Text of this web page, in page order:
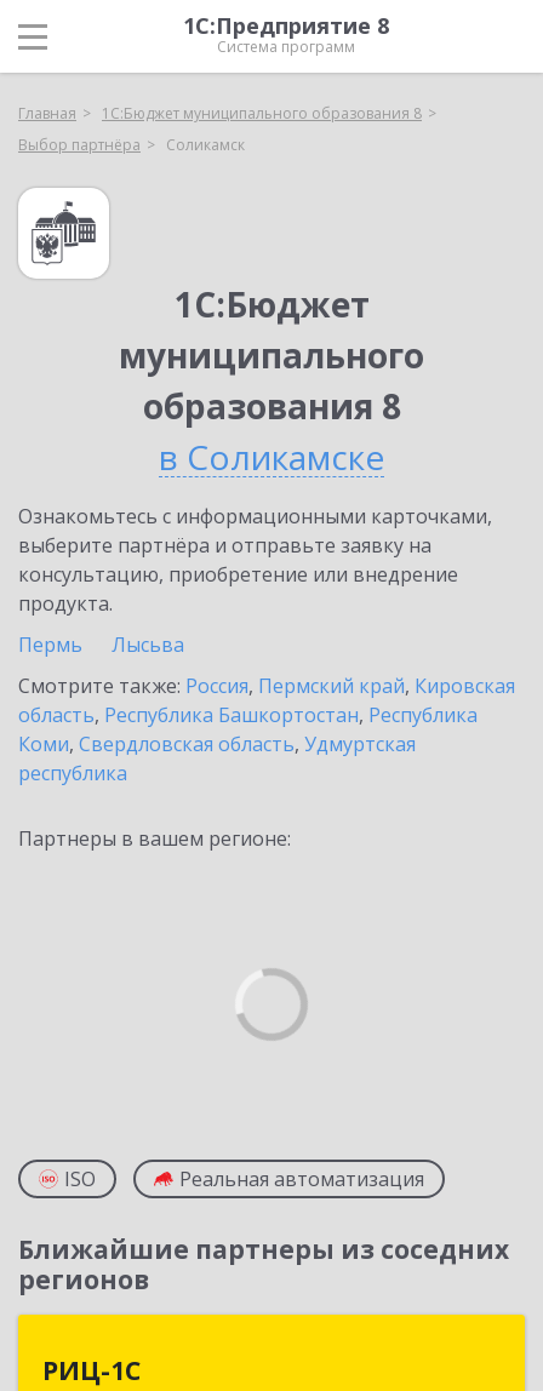
1С:Предприятие 8
Система программ
Главная
1С:Бюджет муниципального образования 8
Выбор партнёра
Соликамск
1С:Бюджет
муниципального
образования 8
в Соликамске
Ознакомьтесь с информационными карточками,
выберите партнёра и отправьте заявку на
консультацию, приобретение или внедрение
продукта.
Пермь
Лысьва
Смотрите также: Россия, Пермский край, Кировская
область, Республика Башкортостан, Республика
Коми, Свердловская область, Удмуртская
республика
Партнеры в вашем регионе:
ISO Реальная автоматизация
Ближайшие партнеры из соседних
регионов
РИЦ-1С